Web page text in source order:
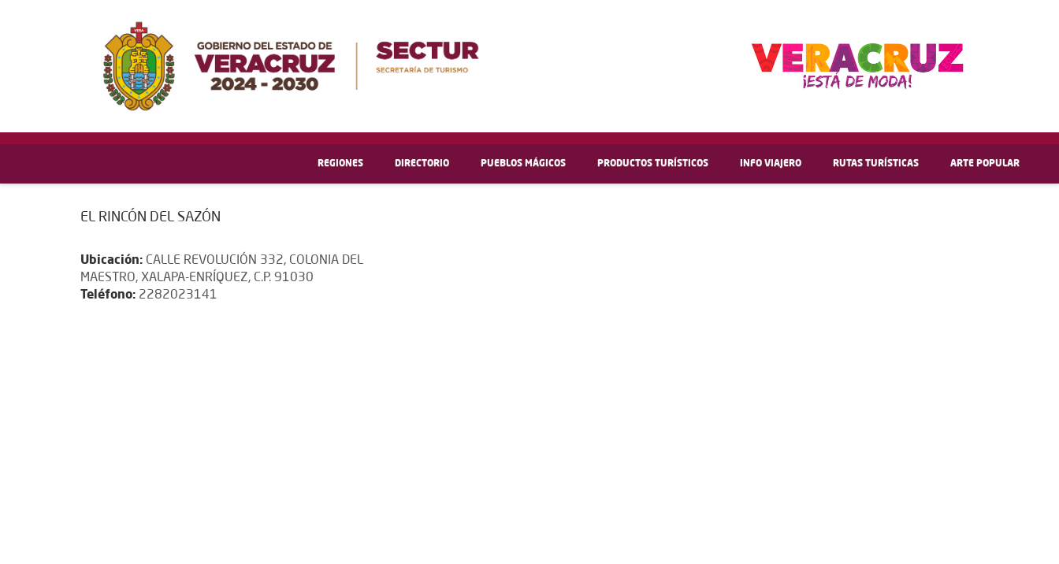
REGIONES DIRECTORIO PUEBLOS MÁGICOS PRODUCTOS TURÍSTICOS INFO VIAJERO RUTAS TURÍSTICAS ARTE POPULAR
EL RINCÓN DEL SAZÓN
Ubicación: CALLE REVOLUCIÓN 332, COLONIA DEL
MAESTRO, XALAPA-ENRÍQUEZ, C.P. 91030
Teléfono: 2282023141